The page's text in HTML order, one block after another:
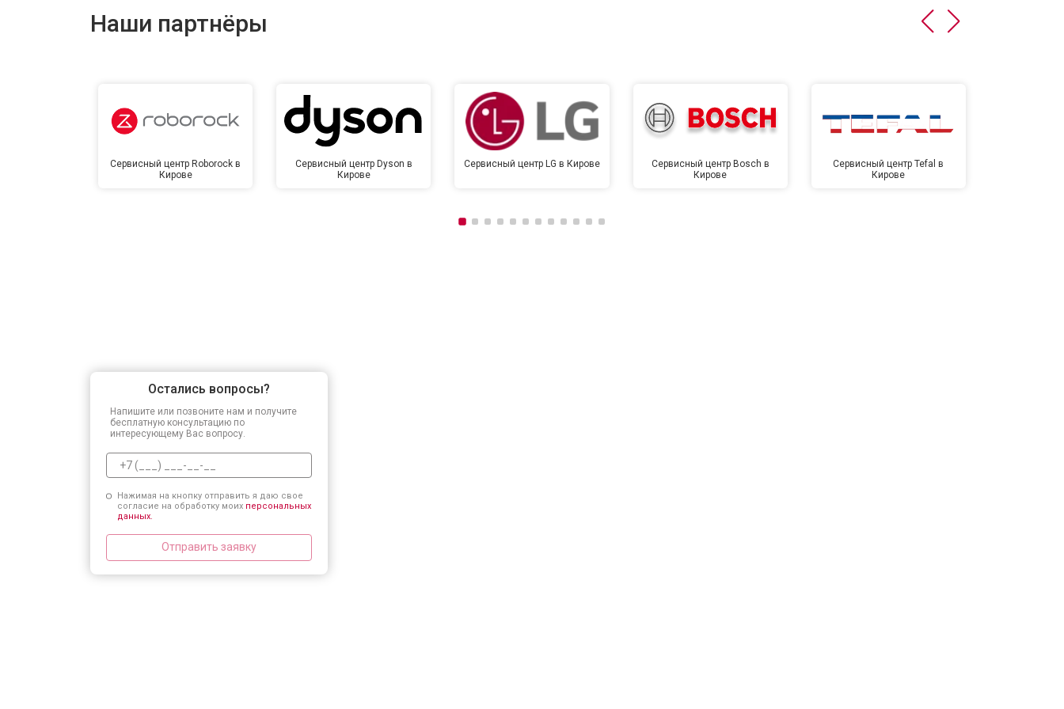
Замена сетевого трансформатора
Наши партнёры
Сервисный центр Roborock в
Кирове
Сервисный центр Dyson в
Кирове
Сервисный центр LG в Кирове
Сервисный центр Bosch в
Кирове
Сервисный центр Tefal в
Кирове
Остались вопросы?
Напишите или позвоните нам и получите
бесплатную консультацию по
интересующему Вас вопросу.
Нажимая на кнопку отправить я даю свое
согласие на обработку моих персональных
данных.
Отправить заявку